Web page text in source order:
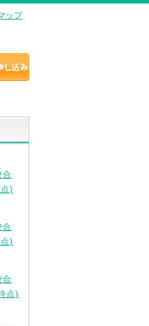
ップ
合
)
合
)
合
点)